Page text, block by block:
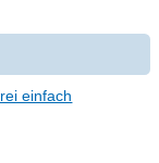
einfach